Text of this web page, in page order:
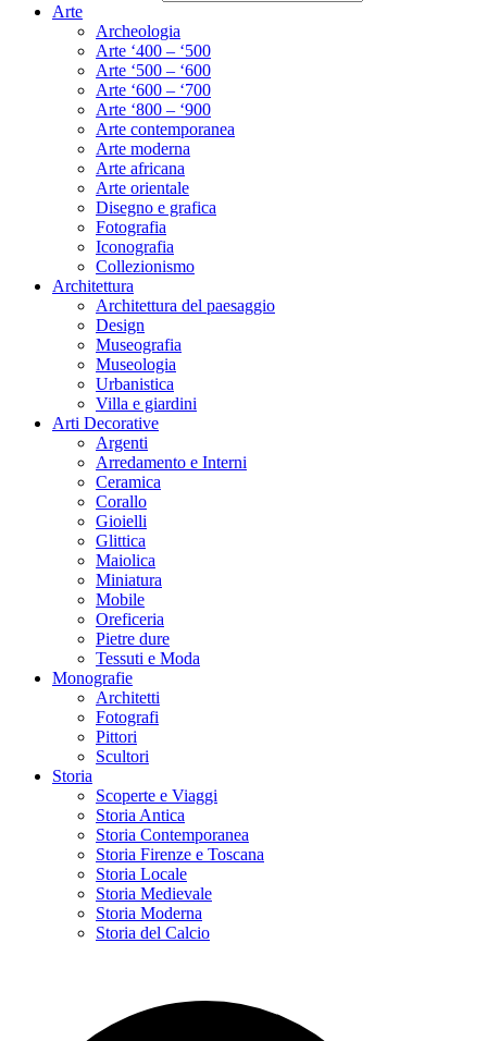
Arte
Archeologia
Arte ‘400 – ‘500
Arte ‘500 – ‘600
Arte ‘600 – ‘700
Arte ‘800 – ‘900
Arte contemporanea
Arte moderna
Arte africana
Arte orientale
Disegno e grafica
Fotografia
Iconografia
Collezionismo
Architettura
Architettura del paesaggio
Design
Museografia
Museologia
Urbanistica
Villa e giardini
Arti Decorative
Argenti
Arredamento e Interni
Ceramica
Corallo
Gioielli
Glittica
Maiolica
Miniatura
Mobile
Oreficeria
Pietre dure
Tessuti e Moda
Monografie
Architetti
Fotografi
Pittori
Scultori
Storia
Scoperte e Viaggi
Storia Antica
Storia Contemporanea
Storia Firenze e Toscana
Storia Locale
Storia Medievale
Storia Moderna
Storia del Calcio